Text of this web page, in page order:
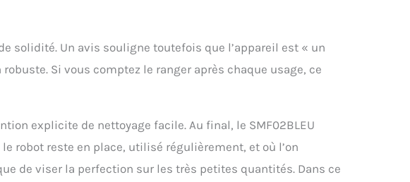
solidité. Un avis souligne toutefois que l’appareil est « un
Si vous comptez le ranger après chaque usage, ce
explicite de nettoyage facile. Au final, le SMF02BLEU
robot reste en place, utilisé régulièrement, et où l’on
de viser la perfection sur les très petites quantités. Dans ce